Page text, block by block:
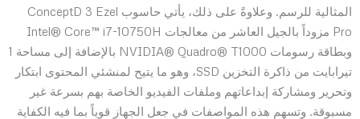
المثالية للرسم. وعلاوةً على ذلك، يأتي حاسوب ConceptD 3 Ezel
Pro مزوداً بالجيل العاشر من معالجات Intel® Core™ i7-10750H
وبطاقة رسومات NVIDIA® Quadro® T1000 بالإضافة إلى مساحة 1
تيرابايت من ذاكرة التخزين SSD، وهو ما يتيح لمنشئي المحتوى ابتكار
وتحرير ومشاركة إبداعاتهم وملفات الفيديو الخاصة بهم بسرعة غير
مسبوقة. وتسهم هذه المواصفات في جعل الجهاز قوياً بما فيه الكفاية